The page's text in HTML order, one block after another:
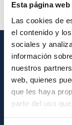
Esta página
Las cookies de
el contenido y
sociales y
información
nuestros
web, quienes
que les haya
partir del uso
INFORMACIÓN
Contacto
Cómo llegar al